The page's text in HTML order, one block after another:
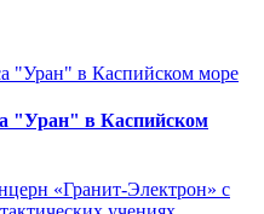
"Уран" в Каспийском
«Гранит-Электрон» с